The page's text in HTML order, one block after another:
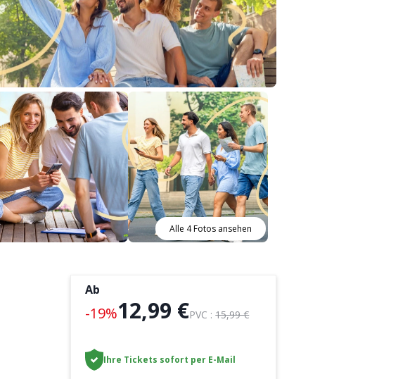
Alle 4 Fotos ansehen
Ab
-19%12,99 €PVC :15,99 €
Ihre Tickets sofort per E-Mail